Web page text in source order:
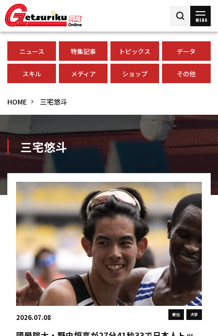
MENU
ニュース 特集記事 トピックス データ
スキル メディア ショップ その他
HOME 三宅悠斗
三宅悠斗
駅伝 大学
2026.07.08